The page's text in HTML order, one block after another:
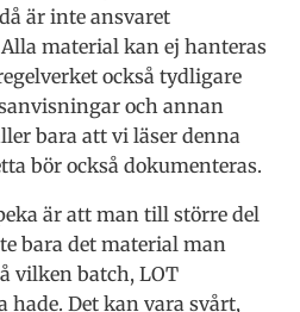
är inte ansvaret
material kan ej hanteras
också tydligare
och annan
bara att vi läser denna
bör också dokumenteras.
är att man till större del
bara det material man
vilken batch, LOT
Det kan vara svårt,